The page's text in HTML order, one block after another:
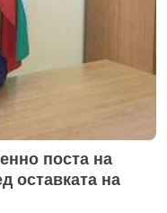
поста на
оставката на